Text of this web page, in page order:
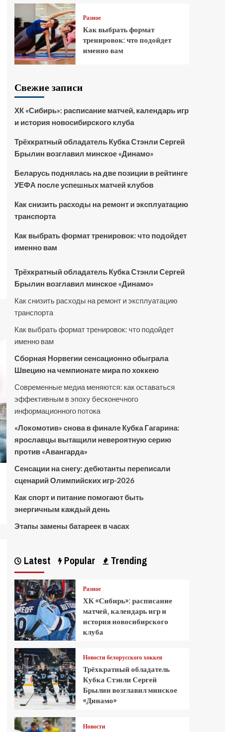
Разное
Как выбрать формат
тренировок: что подойдет
именно вам
Свежие записи
ХК «Сибирь»: расписание матчей, календарь игр
и история новосибирского клуба
Трёхкратный обладатель Кубка Стэнли Сергей
Брылин возглавил минское «Динамо»
Беларусь поднялась на две позиции в рейтинге
УЕФА после успешных матчей клубов
Как снизить расходы на ремонт и эксплуатацию
транспорта
Как выбрать формат тренировок: что подойдет
именно вам
Трёхкратный обладатель Кубка Стэнли Сергей
Брылин возглавил минское «Динамо»
Как снизить расходы на ремонт и эксплуатацию
транспорта
Как выбрать формат тренировок: что подойдет
именно вам
Сборная Норвегии сенсационно обыграла
Швецию на чемпионате мира по хоккею
Современные медиа меняются: как оставаться
эффективным в эпоху бесконечного
информационного потока
«Локомотив» снова в финале Кубка Гагарина:
ярославцы вытащили невероятную серию
против «Авангарда»
Сенсации на снегу: дебютанты переписали
сценарий Олимпийских игр-2026
Как спорт и питание помогают быть
энергичным каждый день
Этапы замены батареек в часах
Latest Popular Trending
Разное
ХК «Сибирь»: расписание
матчей, календарь игр и
история новосибирского
клуба
Новости белорусского хоккея
Трёхкратный обладатель
Кубка Стэнли Сергей
Брылин возглавил минское
«Динамо»
Новости